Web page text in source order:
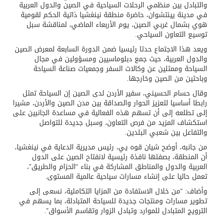
والتبادل بين منظمي الرحلات السياحية في الصين والدول العربية
في مدينة يينتشوان، حاضرة منطقة نينغشيا ذاتية الحكم لقومية
هوي بشمال غربي الصين، يوم الأربعاء الماضي، لمناقشة سبل
توسيع التعاون السياحي.
ويعد هذا الاجتماع حدثا رئيسيا ضمن الدورة السابعة لمعرض الصين
والدول العربية، حيث جمع دبلوماسيين ومسؤولين في مجال
السياحة وممثلين عن وكالات السفر وجمعيات صناعة السياحة
وباحثين من الصين وخارجها.
وقال حسام الحسيني، سفير الأردن لدى الصين إن السياحة تمثل
رابطا أساسيا لتعزيز الحوار والصداقة بين مدن الصين والأردن، مشيرا
إلى تطلعه إلى أن تسهم هذه الفعالية في مساعدة الجانبين على
استكشاف المزيد من فرص التعاون، وسبل جديدة للتواصل
والتفاعل بين شعبي البلدين.
من جانبه، أوضح شيان قوه يي، رئيس مديرية الدعاية في نينغشيا،
أن المنطقة، بصفتها نافذة رئيسية لانفتاح الصين على الدول
العربية والدول والمناطق المشاركة في بناء “الحزام والطريق”،
تعمل حاليا على إنشاء مسارات سياحية عالمية المستوى.
وأضاف: “من خلال الاستفادة من المزايا التكاملية، نسعى إلى
تطوير مسارات ومنتجات جديدة للسياحة المتبادلة، بما يسهم في
الترويج المتبادل للموارد وتبادل الزوار وتقاسم الأسواق”.